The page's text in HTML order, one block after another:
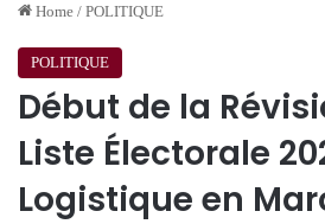
Home / POLITIQUE
POLITIQUE
Début de la
Liste Électorale
Logistique en